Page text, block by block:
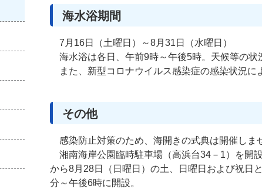
海水浴期間
7月16日（土曜日）～8月31日（水曜日）
海水浴は各日、午前9時～午後5時。天候等の状
また、新型コロナウイルス感染症の感染状況に
その他
感染防止対策のため、海開きの式典は開催しま
湘南海岸公園臨時駐車場（高浜台34－1）を開
から8月28日（日曜日）の土、日曜日および祝日
分～午後6時に開設。